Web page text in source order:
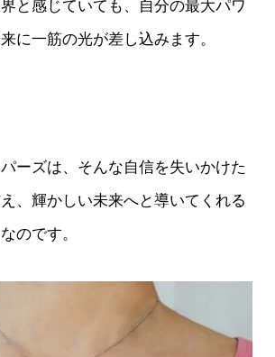
と感じていても、自分の最大パワ
に一筋の光が差し込みます。
ーズは、そんな自信を失いかけた
、輝かしい未来へと導いてくれる
のです。